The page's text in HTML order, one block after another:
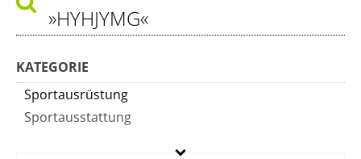
»HYHJYMG«
KATEGORIE
Sportausrüstung
Sportausstattung